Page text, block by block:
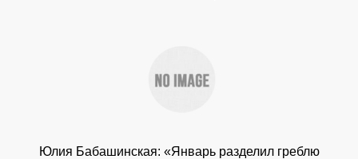
Юлия Бабашинская: «Январь разделил греблю